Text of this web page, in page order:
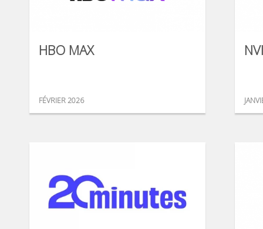
HBO MAX
FÉVRIER 2026